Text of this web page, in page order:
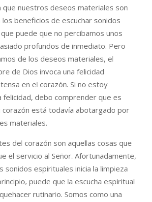
que nuestros deseos materiales son
beneficios de escuchar sonidos
puede que no percibamos unos
profundos de inmediato. Pero
de los deseos materiales, el
de Dios invoca una felicidad
en el corazón. Si no estoy
felicidad, debo comprender que es
corazón está todavía abotargado por
materiales.
del corazón son aquellas cosas que
el servicio al Señor. Afortunadamente,
sonidos espirituales inicia la limpieza
puede que la escucha espiritual
rutinario. Somos como una